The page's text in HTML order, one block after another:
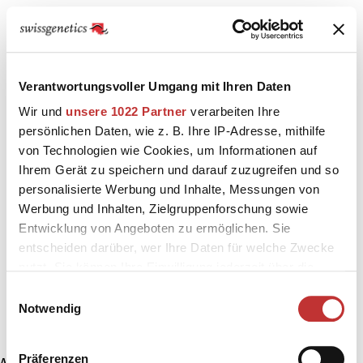
Verantwortungsvoller Umgang mit Ihren Daten
Wir und unsere 1022 Partner verarbeiten Ihre
persönlichen Daten, wie z. B. Ihre IP-Adresse, mithilfe
von Technologien wie Cookies, um Informationen auf
Ihrem Gerät zu speichern und darauf zuzugreifen und so
personalisierte Werbung und Inhalte, Messungen von
Werbung und Inhalten, Zielgruppenforschung sowie
Entwicklung von Angeboten zu ermöglichen. Sie
entscheiden darüber, wer Ihre Daten für welche Zwecke
Trigger Symbol ändern oder widerrufen
Notwendig
Präferenzen